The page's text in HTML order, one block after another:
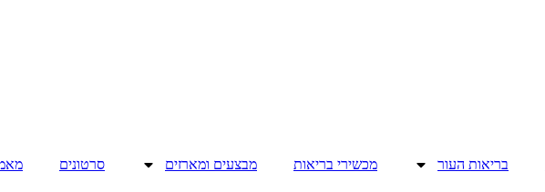
בריאות העור מכשירי בריאות מבצעים ומארזים סרטונים